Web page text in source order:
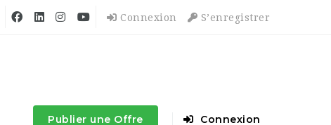
Connexion S’enregistrer
Publier une Offre Connexion